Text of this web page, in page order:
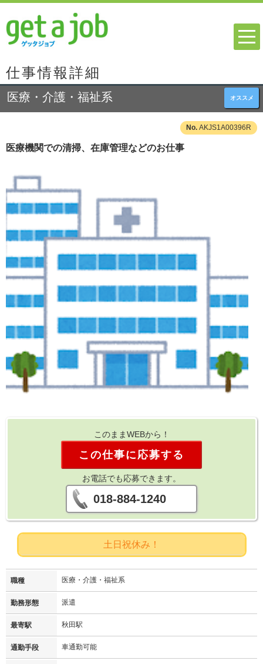
仕事情報詳細
オススメ
医療・介護・福祉系
AKJS1A00396R
医療機関での清掃、在庫管理などのお仕事
このままWEBから！
この仕事に応募する
お電話でも応募できます。
018-884-1240
土日祝休み！
職種 医療・介護・福祉系
勤務形態 派遣
最寄駅 秋田駅
通勤手段 車通勤可能